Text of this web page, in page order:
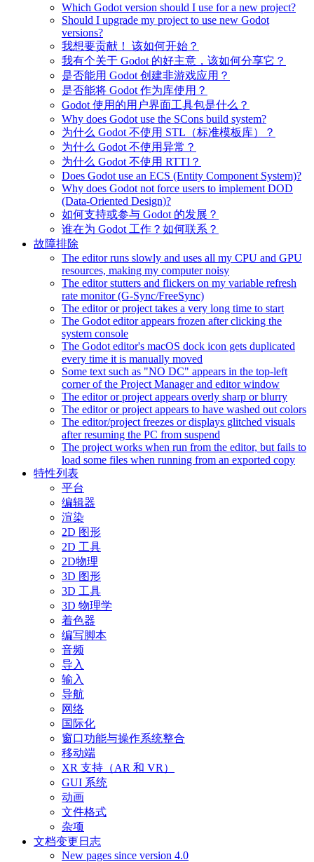
Which Godot version should I use for a new project?
Should I upgrade my project to use new Godot
versions?
我想要贡献！ 该如何开始？
我有个关于 Godot 的好主意，该如何分享它？
是否能用 Godot 创建非游戏应用？
是否能将 Godot 作为库使用？
Godot 使用的用户界面工具包是什么？
Why does Godot use the SCons build system?
为什么 Godot 不使用 STL（标准模板库）？
为什么 Godot 不使用异常？
为什么 Godot 不使用 RTTI？
Does Godot use an ECS (Entity Component System)?
Why does Godot not force users to implement DOD
(Data-Oriented Design)?
如何支持或参与 Godot 的发展？
谁在为 Godot 工作？如何联系？
故障排除
The editor runs slowly and uses all my CPU and GPU
resources, making my computer noisy
The editor stutters and flickers on my variable refresh
rate monitor (G-Sync/FreeSync)
The editor or project takes a very long time to start
The Godot editor appears frozen after clicking the
system console
The Godot editor's macOS dock icon gets duplicated
every time it is manually moved
Some text such as "NO DC" appears in the top-left
corner of the Project Manager and editor window
The editor or project appears overly sharp or blurry
The editor or project appears to have washed out colors
The editor/project freezes or displays glitched visuals
after resuming the PC from suspend
The project works when run from the editor, but fails to
load some files when running from an exported copy
特性列表
平台
编辑器
渲染
2D 图形
2D 工具
2D物理
3D 图形
3D 工具
3D 物理学
着色器
编写脚本
音频
导入
输入
导航
网络
国际化
窗口功能与操作系统整合
移动端
XR 支持（AR 和 VR）
GUI 系统
动画
文件格式
杂项
文档变更日志
New pages since version 4.0